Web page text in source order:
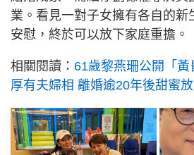
業。看見一對子女擁有各自的新
安慰，終於可以放下家庭重擔。
相關閱讀： 61歲黎燕珊公開「
厚有夫婦相 離婚逾20年後甜蜜